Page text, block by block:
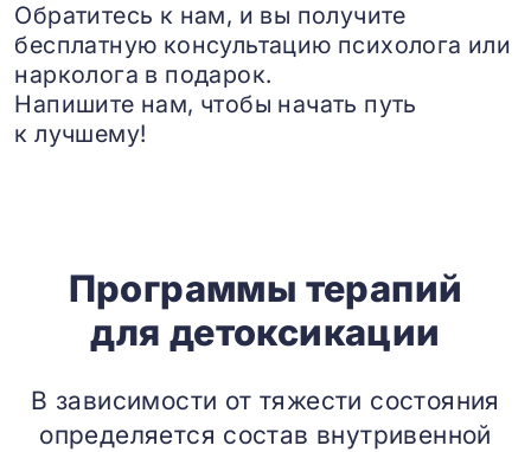
Обратитесь к нам, и вы получите
бесплатную консультацию психолога или
нарколога в подарок.
Напишите нам, чтобы начать путь
к лучшему!
Программы терапий
для детоксикации
В зависимости от тяжести состояния
определяется состав внутривенной